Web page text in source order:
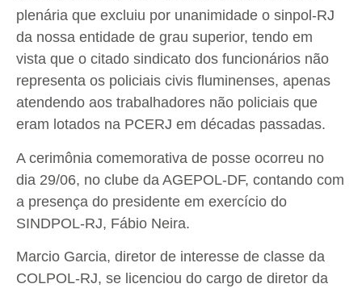
plenária que excluiu por unanimidade o sinpol-RJ
da nossa entidade de grau superior, tendo em
vista que o citado sindicato dos funcionários não
representa os policiais civis fluminenses, apenas
atendendo aos trabalhadores não policiais que
eram lotados na PCERJ em décadas passadas.
A cerimônia comemorativa de posse ocorreu no
dia 29/06, no clube da AGEPOL-DF, contando com
a presença do presidente em exercício do
SINDPOL-RJ, Fábio Neira.
Marcio Garcia, diretor de interesse de classe da
COLPOL-RJ, se licenciou do cargo de diretor da